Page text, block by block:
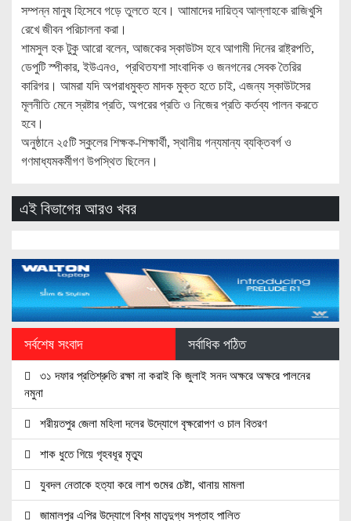
সম্পন্ন মানুষ হিসেবে গড়ে তুলতে হবে। আামাদের দায়িত্ব আল্লাহকে রাজিখুসি
রেখে জীবন পরিচালনা করা।
শামসুল হক টুকু আরো বলেন, আজকের স্কাউটস হবে আগামী দিনের রাষ্ট্রপতি,
ডেপুটি স্পীকার, ইউএনও, প্রথিতযশা সাংবাদিক ও জনগনের সেবক তৈরির
কারিগর। আমরা যদি অপরাধমুক্ত মাদক মুক্ত হতে চাই, এজন্য স্কাউটসের
মূলনীতি মেনে স্রষ্টার প্রতি, অপরের প্রতি ও নিজের প্রতি কর্তব্য পালন করতে
হবে।
অনুষ্ঠানে ২৫টি স্কুলের শিক্ষক-শিক্ষার্থী, স্থানীয় গন্যমান্য ব্যক্তিবর্গ ও
গণমাধ্যমকর্মীগণ উপস্থিত ছিলেন।
এই বিভাগের আরও খবর
সর্বশেষ সংবাদ সর্বাধিক পঠিত
৩১ দফার প্রতিশ্রুতি রক্ষা না করাই কি জুলাই সনদ অক্ষরে অক্ষরে পালনের
নমুনা
শরীয়তপুর জেলা মহিলা দলের উদ্যোগে বৃক্ষরোপণ ও চাল বিতরণ
শাক ধুতে গিয়ে গৃহবধূর মৃত্যু
যুবদল নেতাকে হত্যা করে লাশ গুমের চেষ্টা, থানায় মামলা
জামালপুর এপির উদ্যোগে বিশ্ব মাতৃদুগ্ধ সপ্তাহ পালিত